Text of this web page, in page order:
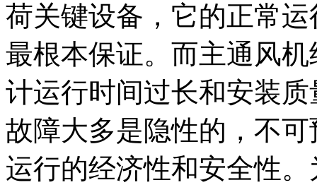
荷关键设备，它的正常
最根本保证。而主通风
计运行时间过长和安装
故障大多是隐性的，不
运行的经济性和安全性